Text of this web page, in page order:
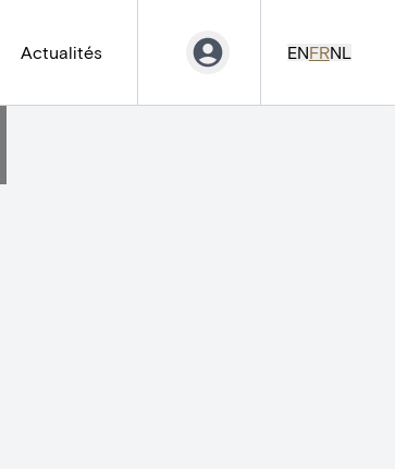
Actualités ENFRNL